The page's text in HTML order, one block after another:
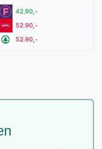
42.90,-
52.90,-
52.90,-